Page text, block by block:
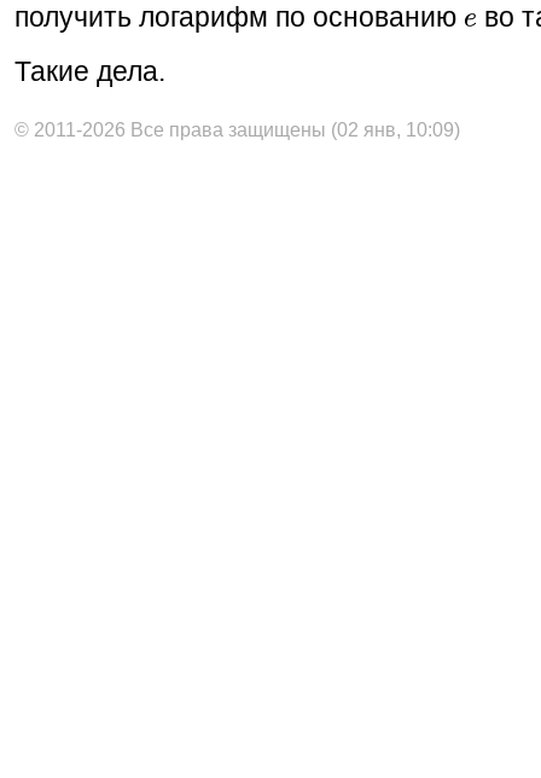
получить логарифм по основанию
во
Такие дела.
© 2011-2026 Все права защищены (02 янв, 10:09)